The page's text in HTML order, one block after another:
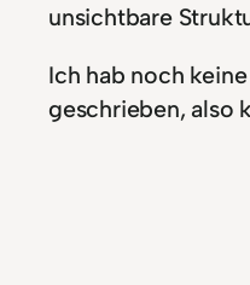
unsichtbare
Ich hab noch
geschrieben, also